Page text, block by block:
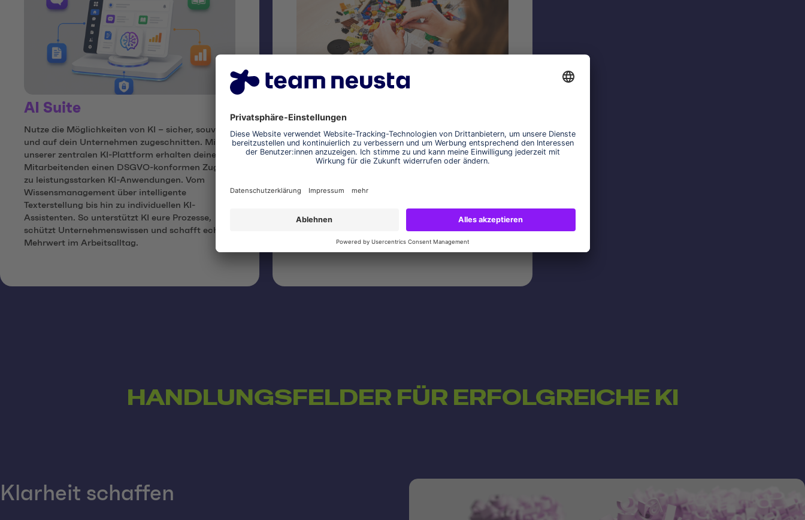
AI Suite
Nutze die Möglichkeiten von KI – sicher, souverän
und auf dein Unternehmen zugeschnitten. Mit
unserer zentralen KI-Plattform erhalten deine
Mitarbeitenden einen DSGVO-konformen Zugang
zu leistungsstarken KI-Anwendungen. Vom
Wissensmanagement über intelligente
Texterstellung bis hin zu individuellen KI-
Assistenten. So unterstützt KI eure Prozesse,
schützt Unternehmenswissen und schafft echten
Mehrwert im Arbeitsalltag.
KI erleben statt nur darüber sprechen: In unserem
AI Bricks Workshop identifizieren wir gemeinsam
konkrete Einsatzpotenziale, entwickeln einen
passenden KI-Baustein für deine Organisation
Prototyp.
HANDLUNGSFELDER FÜR ERFOLGREICHE KI
Klarheit schaffen